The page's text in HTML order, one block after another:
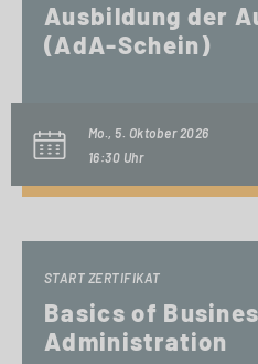
Ausbildung der
(AdA-Schein)
Mo., 5. Oktober 2026
16:30 Uhr
START ZERTIFIKAT
Basics of
Administration